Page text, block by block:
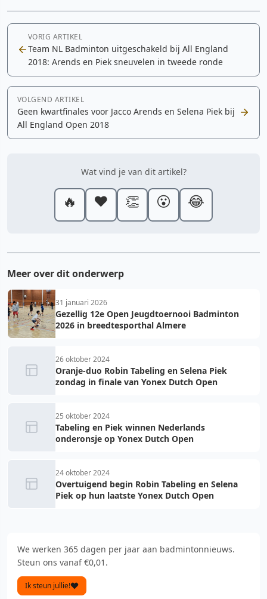
VORIG ARTIKEL
Team NL Badminton uitgeschakeld bij All England
2018: Arends en Piek sneuvelen in tweede ronde
VOLGEND ARTIKEL
Geen kwartfinales voor Jacco Arends en Selena Piek bij
All England Open 2018
Wat vind je van dit artikel?
🔥 ❤️ 👏 😮 😂
Meer over dit onderwerp
31 januari 2026
Gezellig 12e Open Jeugdtoernooi Badminton
2026 in breedtesporthal Almere
26 oktober 2024
Oranje-duo Robin Tabeling en Selena Piek
zondag in finale van Yonex Dutch Open
25 oktober 2024
Tabeling en Piek winnen Nederlands
onderonsje op Yonex Dutch Open
24 oktober 2024
Overtuigend begin Robin Tabeling en Selena
Piek op hun laatste Yonex Dutch Open
We werken 365 dagen per jaar aan badmintonnieuws.
Steun ons vanaf €0,01.
Ik steun jullie!